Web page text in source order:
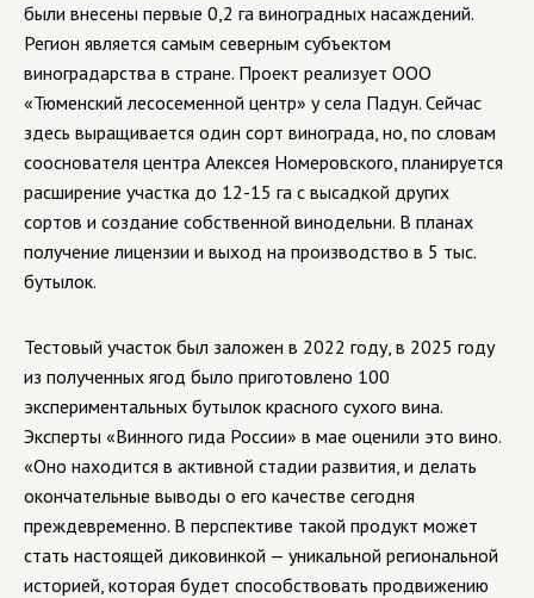
были внесены первые 0,2 га виноградных насаждений.
Регион является самым северным субъектом
виноградарства в стране. Проект реализует ООО
«Тюменский лесосеменной центр» у села Падун. Сейчас
здесь выращивается один сорт винограда, но, по словам
сооснователя центра Алексея Номеровского, планируется
расширение участка до 12-15 га с высадкой других
сортов и создание собственной винодельни. В планах
получение лицензии и выход на производство в 5 тыс.
бутылок.
Тестовый участок был заложен в 2022 году, в 2025 году
из полученных ягод было приготовлено 100
экспериментальных бутылок красного сухого вина.
Эксперты «Винного гида России» в мае оценили это вино.
«Оно находится в активной стадии развития, и делать
окончательные выводы о его качестве сегодня
преждевременно. В перспективе такой продукт может
стать настоящей диковинкой — уникальной региональной
историей, которая будет способствовать продвижению